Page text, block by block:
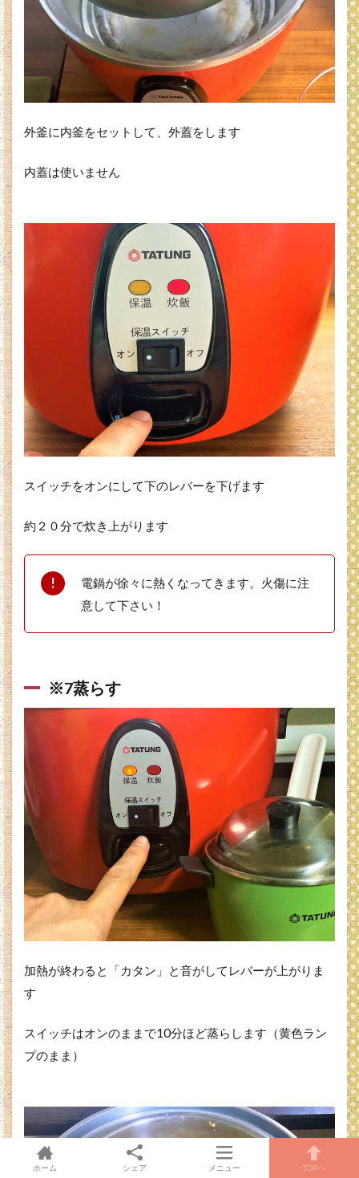
外釜に内釜をセットして、外蓋をします
内蓋は使いません
スイッチをオンにして下のレバーを下げます
約２０分で炊き上がります
電鍋が徐々に熱くなってきます。火傷に注
意して下さい！
※7蒸らす
加熱が終わると「カタン」と音がしてレバーが上がりま
す
スイッチはオンのままで10分ほど蒸らします（黄色ラン
プのまま）
ホーム シェア メニュー TOPへ